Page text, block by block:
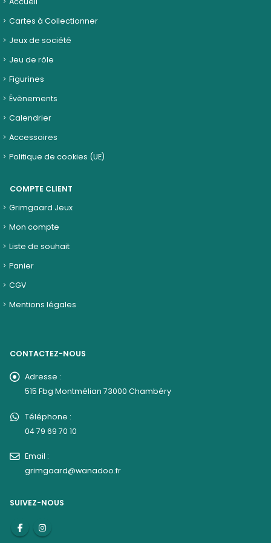
Cartes à Collectionner
Jeux de société
Jeu de rôle
Figurines
Évènements
Calendrier
Accessoires
Politique de cookies (UE)
COMPTE CLIENT
Grimgaard Jeux
Mon compte
Liste de souhait
Panier
CGV
Mentions légales
CONTACTEZ-NOUS
Adresse :
515 Fbg Montmélian 73000 Chambéry
Téléphone :
04 79 69 70 10
Email :
grimgaard@wanadoo.fr
SUIVEZ-NOUS